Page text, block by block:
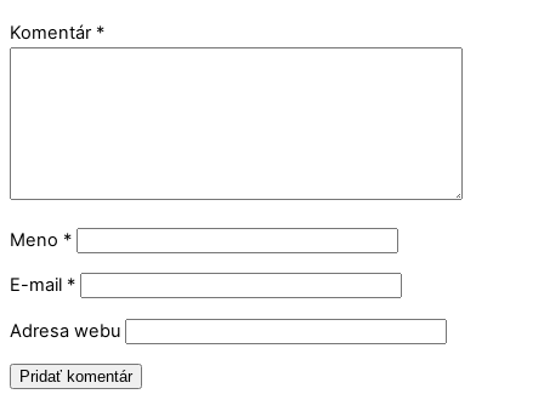
Komentár *
Meno *
E-mail *
Adresa webu